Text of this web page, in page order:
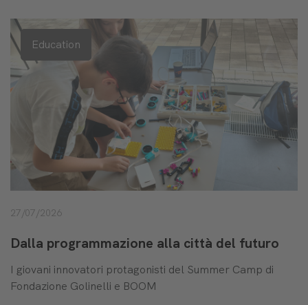
Education
27/07/2026
Dalla programmazione alla città del futuro
I giovani innovatori protagonisti del Summer Camp di
Fondazione Golinelli e BOOM